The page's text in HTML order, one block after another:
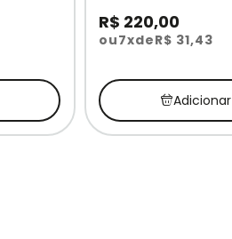
R$ 220,00
ou7xdeR$ 31,43
Adicionar